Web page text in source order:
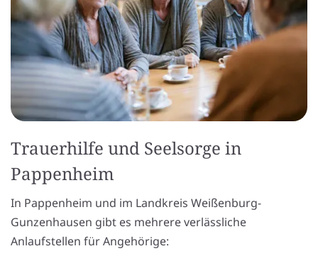
Trauerhilfe und Seelsorge in
Pappenheim
In Pappenheim und im Landkreis Weißenburg-
Gunzenhausen gibt es mehrere verlässliche
Anlaufstellen für Angehörige: